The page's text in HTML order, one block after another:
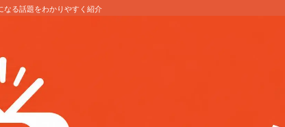
なる話題をわかりやすく紹介